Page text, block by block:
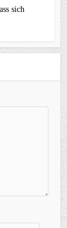
sich